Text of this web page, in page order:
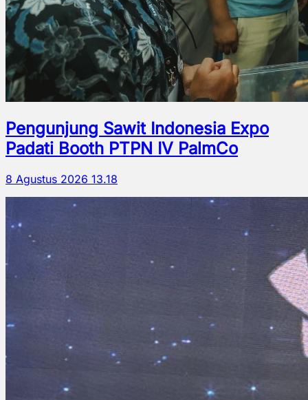
Pengunjung Sawit Indonesia Expo
Padati Booth PTPN IV PalmCo
8 Agustus 2026 13.18